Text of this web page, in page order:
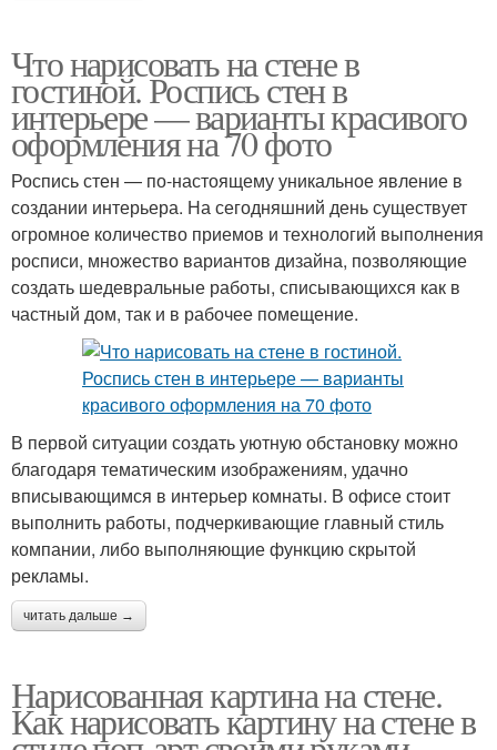
Что нарисовать на стене в
гостиной. Роспись стен в
интерьере — варианты красивого
оформления на 70 фото
Роспись стен — по-настоящему уникальное явление в
создании интерьера. На сегодняшний день существует
огромное количество приемов и технологий выполнения
росписи, множество вариантов дизайна, позволяющие
создать шедевральные работы, списывающихся как в
частный дом, так и в рабочее помещение.
В первой ситуации создать уютную обстановку можно
благодаря тематическим изображениям, удачно
вписывающимся в интерьер комнаты. В офисе стоит
выполнить работы, подчеркивающие главный стиль
компании, либо выполняющие функцию скрытой
рекламы.
читать дальше →
Нарисованная картина на стене.
Как нарисовать картину на стене в